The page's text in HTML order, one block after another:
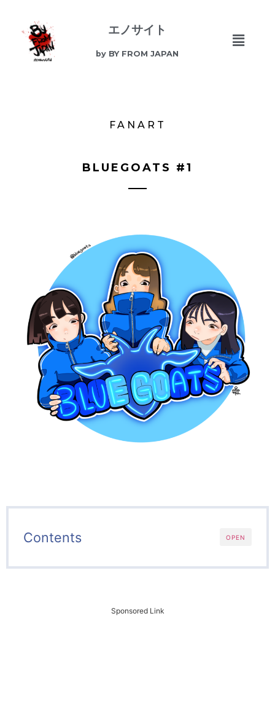
エノサイト
by BY FROM JAPAN
FANART
BLUEGOATS #1
OPEN
Contents
Sponsored Link